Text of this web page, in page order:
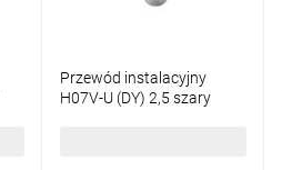
Przewód instalacyjny
H07V-U (DY) 2,5 szary